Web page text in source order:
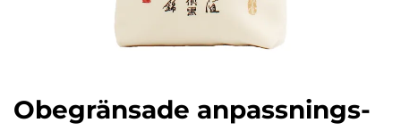
Obegränsade anpassnings-